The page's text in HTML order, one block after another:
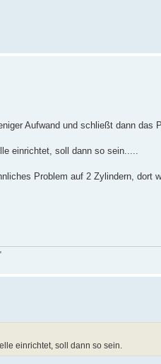
Aufwand und schließt dann das
einrichtet, soll dann so sein.....
Problem auf 2 Zylindern, dort
einrichtet, soll dann so sein.